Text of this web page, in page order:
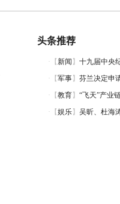
头条推荐